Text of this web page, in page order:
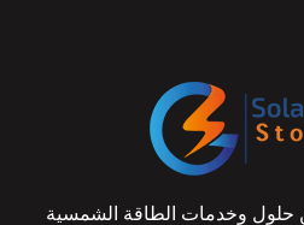
وخدمات الطاقة الشمسية